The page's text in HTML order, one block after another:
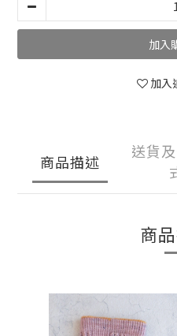
加入
加入
商品描述
送貨
商